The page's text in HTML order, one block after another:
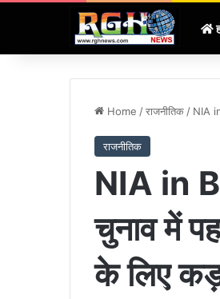
Home /राजनीतिक / NIA
राजनीतिक
NIA in
चुनाव में
के लिए